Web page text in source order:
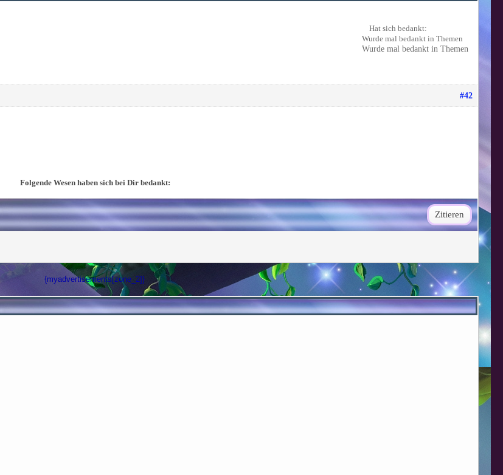
Hat sich bedankt:
Wurde mal bedankt in Themen
Wurde mal bedankt in Themen
#42
Folgende Wesen haben sich bei Dir bedankt:
Zitieren
{myadvertisements[zone_2]}